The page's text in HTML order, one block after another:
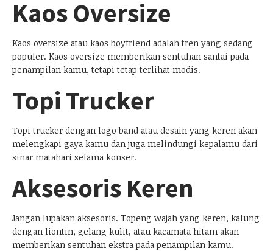
Kaos Oversize
Kaos oversize atau kaos boyfriend adalah tren yang sedang
populer. Kaos oversize memberikan sentuhan santai pada
penampilan kamu, tetapi tetap terlihat modis.
Topi Trucker
Topi trucker dengan logo band atau desain yang keren akan
melengkapi gaya kamu dan juga melindungi kepalamu dari
sinar matahari selama konser.
Aksesoris Keren
Jangan lupakan aksesoris. Topeng wajah yang keren, kalung
dengan liontin, gelang kulit, atau kacamata hitam akan
memberikan sentuhan ekstra pada penampilan kamu.